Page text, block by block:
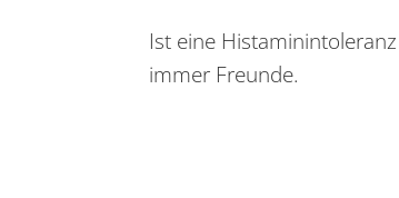
Ist eine
immer Freunde.